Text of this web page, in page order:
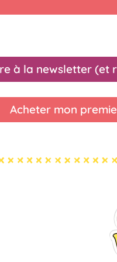
à la newsletter (et
Acheter mon